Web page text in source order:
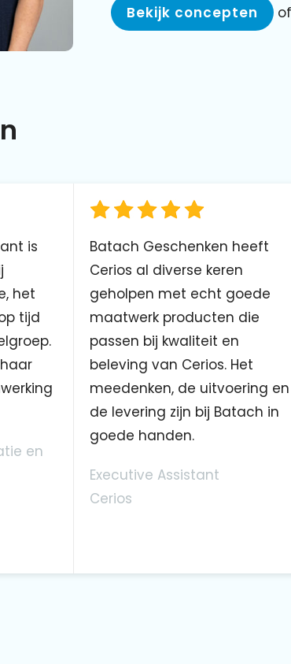
Bekijk concepten of
is
het
tijd
en
Batach Geschenken heeft
Cerios al diverse keren
geholpen met echt goede
maatwerk producten die
passen bij kwaliteit en
beleving van Cerios. Het
meedenken, de uitvoering en
de levering zijn bij Batach in
goede handen.
Executive Assistant
Cerios